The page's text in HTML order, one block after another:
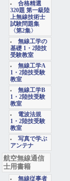
合格精選
320題 第一級陸
上無線技術士
試験問題集
〈第2集〉
無線工学の
基礎 1・2陸技
受験教室
無線工学A
1・2陸技受験
教室
無線工学B
1・2陸技受験
教室
電波法規
1・2陸技受験
教室
写真で学ぶ
アンテナ
航空無線通信
士用書籍
無線従事者